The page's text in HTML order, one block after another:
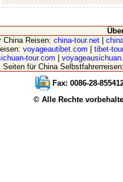
China Reisen: china-tour.net|
voyageautibet.com
tibet-
tour.com
Seiten für China
Fax: 0086-28-
© Alle Rechte